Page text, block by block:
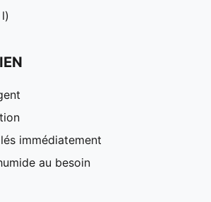
immédiatement
au besoin